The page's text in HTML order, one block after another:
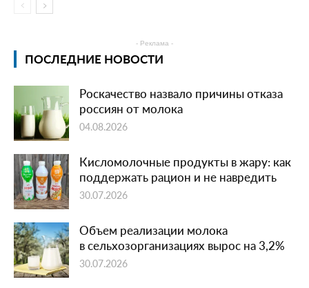
- Реклама -
ПОСЛЕДНИЕ НОВОСТИ
Роскачество назвало причины отказа
россиян от молока
04.08.2026
Кисломолочные продукты в жару: как
поддержать рацион и не навредить
30.07.2026
Объем реализации молока
в сельхозорганизациях вырос на 3,2%
30.07.2026